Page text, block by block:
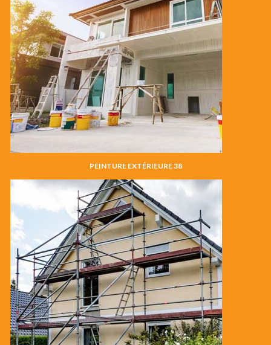
PEINTURE EXTÉRIEURE 38